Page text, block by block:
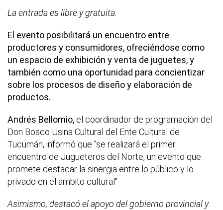
La entrada es libre y gratuita.
El evento posibilitará un encuentro entre
productores y consumidores, ofreciéndose como
un espacio de exhibición y venta de juguetes, y
también como una oportunidad para concientizar
sobre los procesos de diseño y elaboración de
productos.
Andrés Bellomio, el coordinador de programación del
Don Bosco Usina Cultural del Ente Cultural de
Tucumán, informó que "se realizará el primer
encuentro de Jugueteros del Norte, un evento que
promete destacar la sinergia entre lo público y lo
privado en el ámbito cultural"
Asimismo, destacó el apoyo del gobierno provincial y